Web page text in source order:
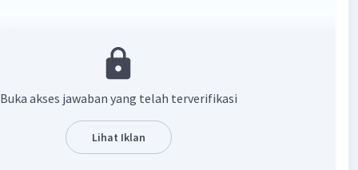
adalah segala peristiwa yang berhubungan dengan
keluar menuju permukaan bumi melalui rekahan
bumi.
contoh dari fenomena vulkanisme adalah erupsi.
Buka akses jawaban yang telah terverifikasi
Lihat Iklan